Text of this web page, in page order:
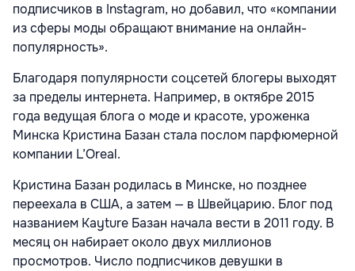
подписчиков в Instagram, но добавил, что «компании
из сферы моды обращают внимание на онлайн-
популярность».
Благодаря популярности соцсетей блогеры выходят
за пределы интернета. Например, в октябре 2015
года ведущая блога о моде и красоте, уроженка
Минска Кристина Базан стала послом парфюмерной
компании L’Oreal.
Кристина Базан родилась в Минске, но позднее
переехала в США, а затем — в Швейцарию. Блог под
названием Kayture Базан начала вести в 2011 году. В
месяц он набирает около двух миллионов
просмотров. Число подписчиков девушки в